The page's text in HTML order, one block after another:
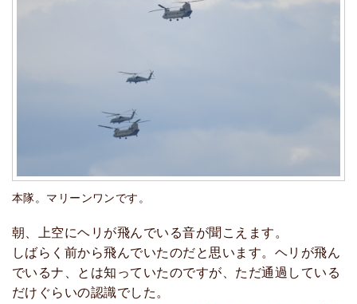
本隊。マリーンワンです。
朝、上空にヘリが飛んでいる音が聞こえます。
しばらく前から飛んでいたのだと思います。ヘリが飛ん
でいるナ、とは知っていたのですが、ただ通過している
だけぐらいの認識でした。